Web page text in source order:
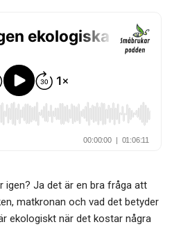
igen? Ja det är en bra fråga att
matkronan och vad det betyder
ekologiskt när det kostar några